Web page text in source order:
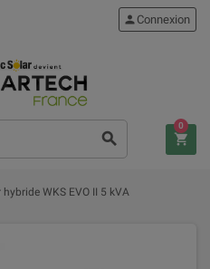
search
person Connexion
shopping_cart
0
WKS EVO II 5 kVA